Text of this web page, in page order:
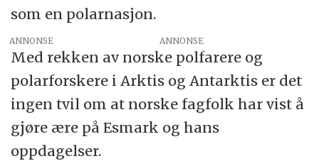
som en polarnasjon.
ANNONSE
Med rekken av norske polfarere og
polarforskere i Arktis og Antarktis er det
ingen tvil om at norske fagfolk har vist å
gjøre ære på Esmark og hans
oppdagelser.